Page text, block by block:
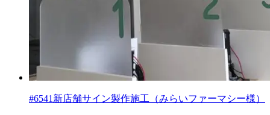
#6541新店舗サイン製作施工（みらいファーマシー様）